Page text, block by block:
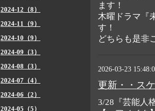
ます！
木曜ドラマ『
す！
どちらも是非
2026-03-23
更新・・ス
3/28『芸能人
2024-12（8）
2024-11（9）
2024-10（9）
2024-09（3）
2024-08（3）
2024-07（4）
2024-06（2）
2024-05（5）